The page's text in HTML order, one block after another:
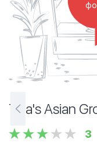
Tha's Asian
3